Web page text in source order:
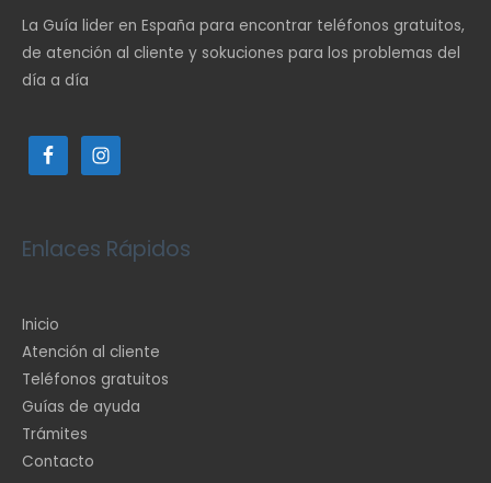
La Guía lider en España para encontrar teléfonos gratuitos,
de atención al cliente y sokuciones para los problemas del
día a día
Enlaces Rápidos
Inicio
Atención al cliente
Teléfonos gratuitos
Guías de ayuda
Trámites
Contacto